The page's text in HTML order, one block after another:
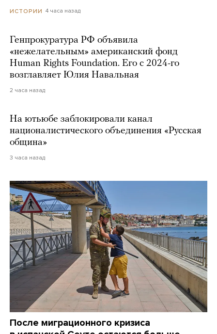
ИСТОРИИ 4 часа назад
Генпрокуратура РФ объявила
«нежелательным» американский фонд
Human Rights Foundation. Его с 2024-го
возглавляет Юлия Навальная
2 часа назад
На ютьюбе заблокировали канал
националистического объединения «Русская
община»
3 часа назад
После миграционного кризиса